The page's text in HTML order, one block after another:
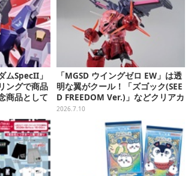
ムSpecII」
ングで商品
商品として
場
「MGSD ウイングゼロ EW」は透
明な翼がクール！「ズゴック(SEE
D FREEDOM Ver.)」などクリアカ
ラーのガンプラ3商品を一挙チェ
2026.7.10